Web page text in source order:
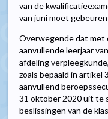
van de
van juni moet
Overwegende dat met
aanvullende leerjaar
afdeling
zoals bepaald in artikel
aanvullend
31 oktober 2020 uit te
beslissingen van de